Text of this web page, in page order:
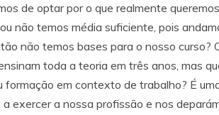
de optar por o que realmente
não temos média suficiente, pois
não temos bases para o nosso curso?
toda a teoria em três anos, mas
formação em contexto de trabalho? É
exercer a nossa profissão e nos